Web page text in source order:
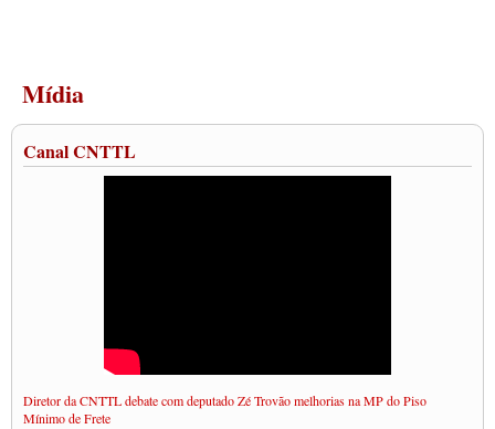
Mídia
Canal CNTTL
Diretor da CNTTL debate com deputado Zé Trovão melhorias na MP do Piso
Mínimo de Frete